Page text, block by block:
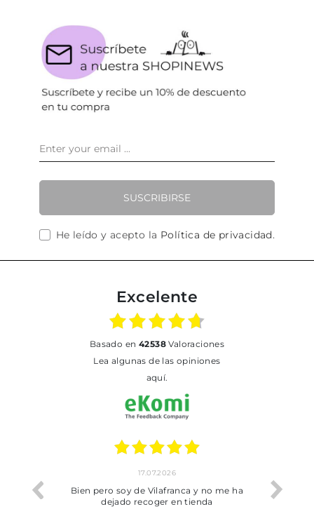
SUSCRIBIRSE
He leído y acepto la Política de privacidad.
Excelente
basado en 42538Valoraciones
Lea algunas de las opiniones
aquí.
trobat
17.07.2026
Bien pero soy de Vilafranca y no me ha
dejado recoger en tienda